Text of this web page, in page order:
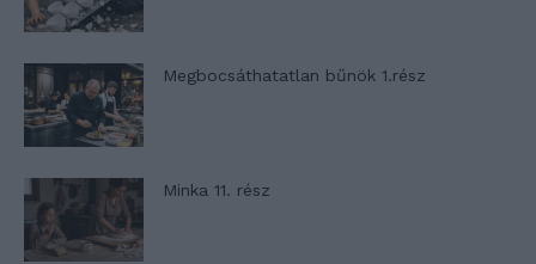
Megbocsáthatatlan bűnök 1.rész
Minka 11. rész